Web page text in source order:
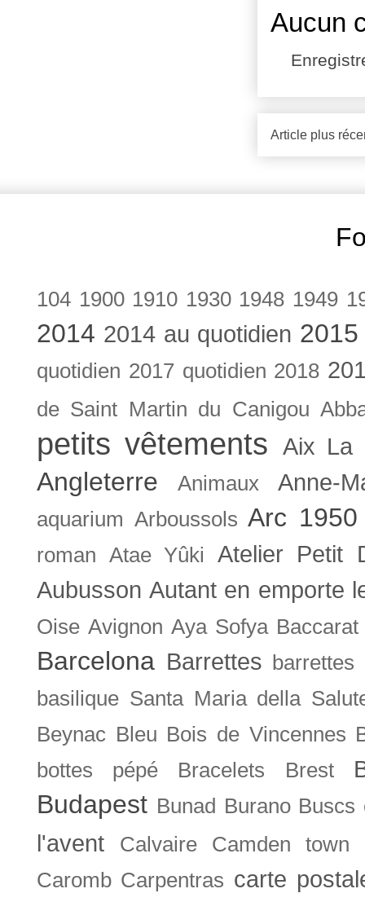
Aucun
Article plus
104 1900 1910 1930 1948 1949
2014 2014 au quotidien
quotidien 2017 quotidien 2018
de Saint Martin du Canigou
petits vêtements Aix La
Angleterre Animaux Anne-
aquarium Arboussols Arc 1950
roman Atae Yûki
Atelier Petit
Aubusson Autant en emporte
Oise Avignon Aya Sofya Baccarat
Barcelona Barrettes
basilique Santa Maria della
Beynac Bleu Bois de Vincennes
bottes pépé
Bracelets Brest
Budapest Bunad Burano Buscs
l'avent Calvaire Camden town
Caromb Carpentras carte